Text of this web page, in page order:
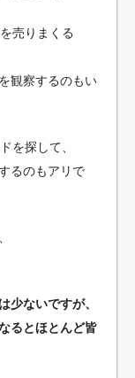
売りまくる
観察するのもい
を探して、
るのもアリで
少ないですが、
るとほとんど皆